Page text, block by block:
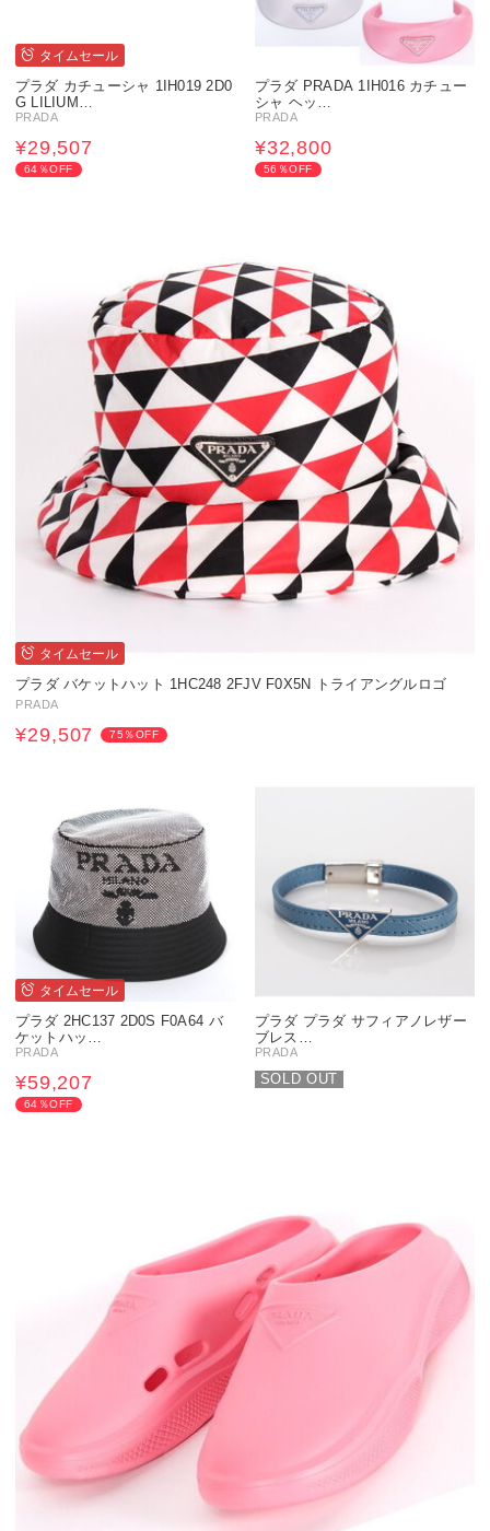
タイムセール
プラダ カチューシャ 1IH019 2D0
G LILIUM…
PRADA
¥29,507
64％OFF
プラダ PRADA 1IH016 カチュー
シャ ヘッ…
PRADA
¥32,800
56％OFF
タイムセール
プラダ バケットハット 1HC248 2FJV F0X5N トライアングルロゴ
PRADA
¥29,507 75％OFF
タイムセール
プラダ 2HC137 2D0S F0A64 バ
ケットハッ…
PRADA
¥59,207
64％OFF
プラダ プラダ サフィアノレザー
ブレス…
PRADA
SOLD OUT